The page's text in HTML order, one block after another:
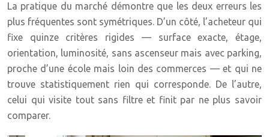
La pratique du marché démontre que les deux erreurs les
plus fréquentes sont symétriques. D’un côté, l’acheteur qui
fixe quinze critères rigides — surface exacte, étage,
orientation, luminosité, sans ascenseur mais avec parking,
proche d’une école mais loin des commerces — et qui ne
trouve statistiquement rien qui corresponde. De l’autre,
celui qui visite tout sans filtre et finit par ne plus savoir
comparer.